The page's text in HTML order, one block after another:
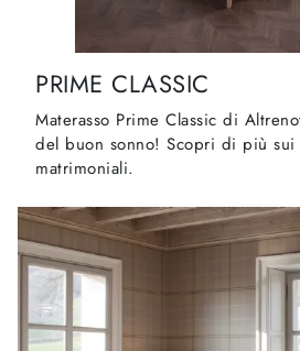
PRIME CLASSIC
Materasso Prime Classic di
del buon sonno! Scopri di più sui
matrimoniali.